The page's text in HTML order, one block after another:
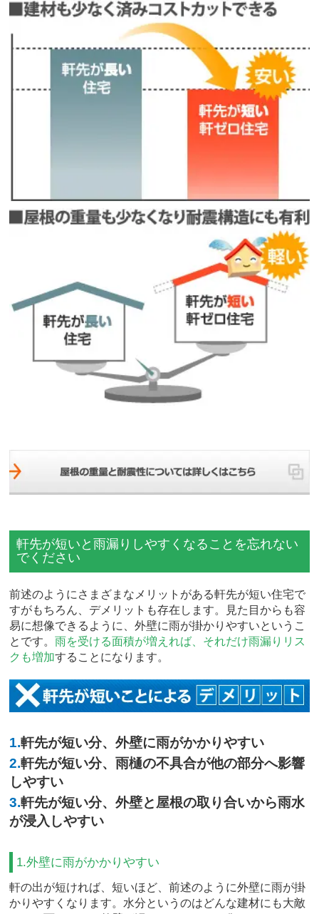
軒先が短いと雨漏りしやすくなることを忘れない
でください
前述のようにさまざまなメリットがある軒先が短い住宅で
すがもちろん、デメリットも存在します。見た目からも容
易に想像できるように、外壁に雨が掛かりやすいというこ
とです。雨を受ける面積が増えれば、それだけ雨漏りリス
クも増加することになります。
1.軒先が短い分、外壁に雨がかかりやすい
2.軒先が短い分、雨樋の不具合が他の部分へ影響
しやすい
3.軒先が短い分、外壁と屋根の取り合いから雨水
が浸入しやすい
1.外壁に雨がかかりやすい
軒の出が短ければ、短いほど、前述のように外壁に雨が掛
かりやすくなります。水分というのはどんな建材にも大敵